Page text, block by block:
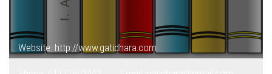
Website: http://www.gatidhara.com